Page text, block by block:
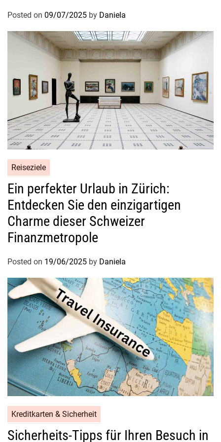
Posted on 09/07/2025 by Daniela
Reiseziele
Ein perfekter Urlaub in Zürich:
Entdecken Sie den einzigartigen
Charme dieser Schweizer
Finanzmetropole
Posted on 19/06/2025 by Daniela
Kreditkarten & Sicherheit
Sicherheits-Tipps für Ihren Besuch in